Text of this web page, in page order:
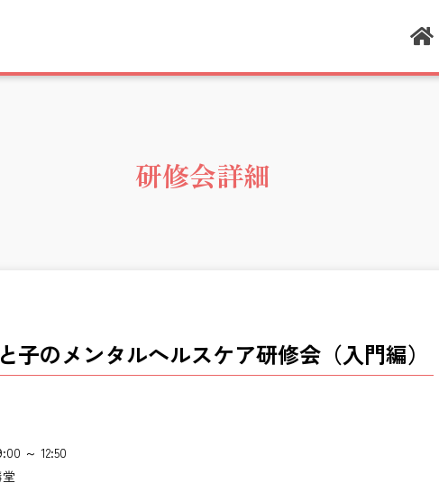
研修会詳細
子のメンタルヘルスケア研修会（入門編）
～ 12:50